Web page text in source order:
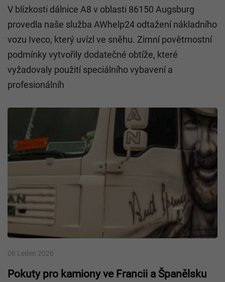
V blízkosti dálnice A8 v oblasti 86150 Augsburg
provedla naše služba AWhelp24 odtažení nákladního
vozu Iveco, který uvízl ve sněhu. Zimní povětrnostní
podmínky vytvořily dodatečné obtíže, které
vyžadovaly použití speciálního vybavení a
profesionálníh
08 Leden 2026
Pokuty pro kamiony ve Francii a Španělsku